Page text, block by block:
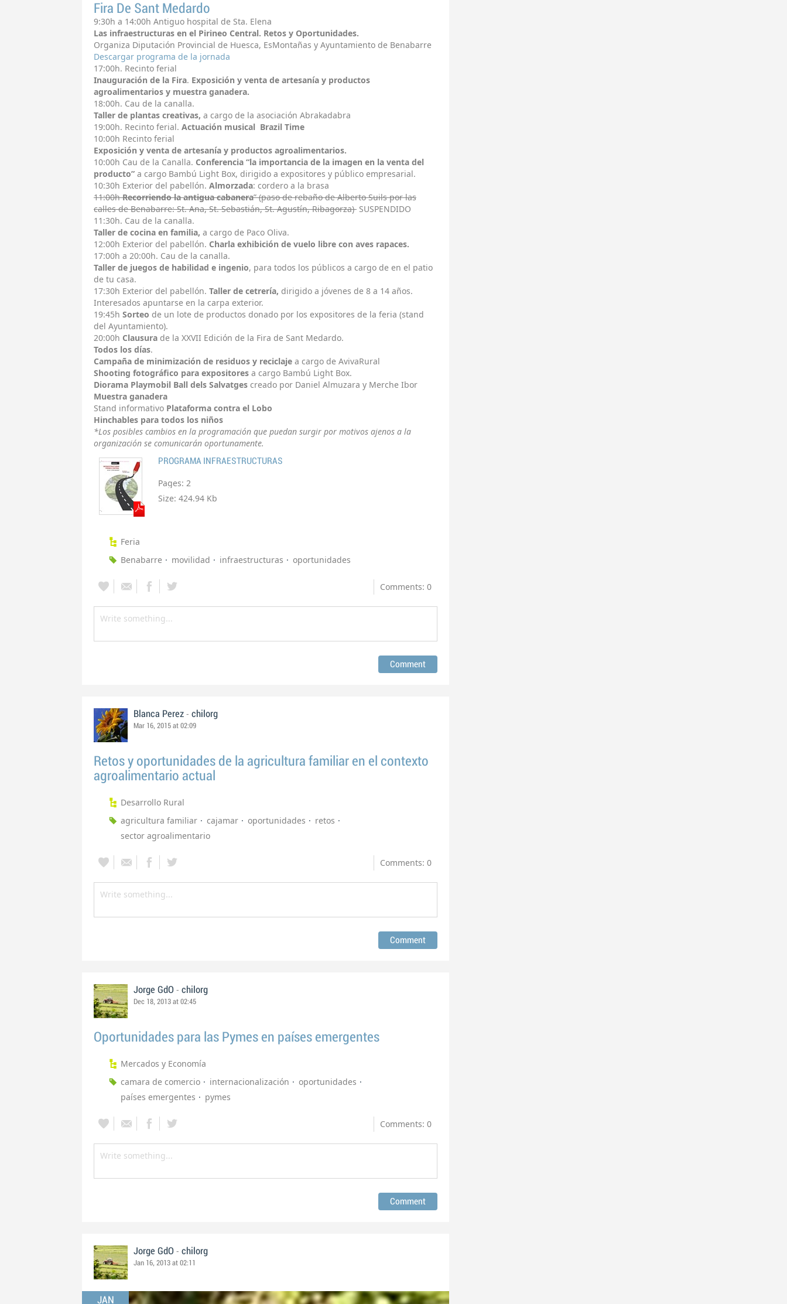
Fira De Sant Medardo
9:30h a 14:00h Antiguo hospital de Sta. Elena
Las infraestructuras en el Pirineo Central. Retos y Oportunidades.
Organiza Diputación Provincial de Huesca, EsMontañas y Ayuntamiento de Benabarre
Descargar programa de la jornada
17:00h. Recinto ferial
Inauguración de la Fira. Exposición y venta de artesanía y productos
agroalimentarios y muestra ganadera.
18:00h. Cau de la canalla.
Taller de plantas creativas, a cargo de la asociación Abrakadabra
19:00h. Recinto ferial. Actuación musical Brazil Time
10:00h Recinto ferial
Exposición y venta de artesanía y productos agroalimentarios.
10:00h Cau de la Canalla. Conferencia “la importancia de la imagen en la venta del
producto” a cargo Bambú Light Box, dirigido a expositores y público empresarial.
10:30h Exterior del pabellón. Almorzada: cordero a la brasa
11:00hRecorriendo la antigua cabanera” (paso de rebaño de Alberto Suils por las
calles de Benabarre: St. Ana, St. Sebastián, St. Agustín, Ribagorza) SUSPENDIDO
11:30h. Cau de la canalla.
Taller de cocina en familia, a cargo de Paco Oliva.
12:00h Exterior del pabellón. Charla exhibición de vuelo libre con aves rapaces.
17:00h a 20:00h. Cau de la canalla.
Taller de juegos de habilidad e ingenio, para todos los públicos a cargo de en el patio
de tu casa.
17:30h Exterior del pabellón. Taller de cetrería, dirigido a jóvenes de 8 a 14 años.
Interesados apuntarse en la carpa exterior.
19:45h Sorteo de un lote de productos donado por los expositores de la feria (stand
del Ayuntamiento).
20:00h Clausura de la XXVII Edición de la Fira de Sant Medardo.
Todos los días.
Campaña de minimización de residuos y reciclaje a cargo de AvivaRural
Shooting fotográfico para expositores a cargo Bambú Light Box.
Diorama Playmobil Ball dels Salvatges creado por Daniel Almuzara y Merche Ibor
Muestra ganadera
Stand informativo Plataforma contra el Lobo
Hinchables para todos los niños
*Los posibles cambios en la programación que puedan surgir por motivos ajenos a la
organización se comunicarán oportunamente.
PROGRAMA INFRAESTRUCTURAS
Pages: 2
Size: 424.94 Kb
Feria
Benabarre
movilidad infraestructuras oportunidades
Comments: 0
Blanca Perez - chilorg
Mar 16, 2015 at 02:09
Retos y oportunidades de la agricultura familiar en el contexto
agroalimentario actual
Desarrollo Rural
agricultura familiar
cajamar oportunidades
retos
sector agroalimentario
Comments: 0
Jorge GdO - chilorg
Dec 18, 2013 at 02:45
Oportunidades para las Pymes en países emergentes
Mercados y Economía
camara de comercio
internacionalización
oportunidades
países emergentes
pymes
Comments: 0
Jorge GdO - chilorg
Jan 16, 2013 at 02:11
JAN